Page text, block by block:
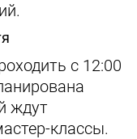
с 12:00
ждут
классы.